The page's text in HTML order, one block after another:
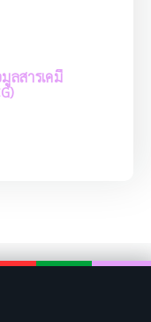
ลสารเคมี